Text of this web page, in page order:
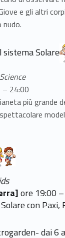
e gli altri
nudo.
sistema Solare
– 24:00
più grande
ore 19:00
con Paxi,
dai 6